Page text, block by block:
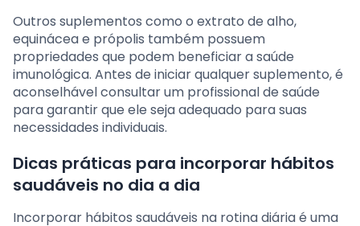
Outros suplementos como o extrato de alho,
equinácea e própolis também possuem
propriedades que podem beneficiar a saúde
imunológica. Antes de iniciar qualquer suplemento, é
aconselhável consultar um profissional de saúde
para garantir que ele seja adequado para suas
necessidades individuais.
Dicas práticas para incorporar hábitos
saudáveis no dia a dia
Incorporar hábitos saudáveis na rotina diária é uma